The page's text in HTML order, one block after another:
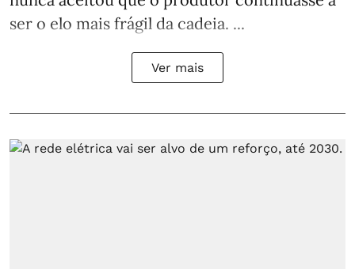
ser o elo mais frágil da cadeia. ...
Ver mais